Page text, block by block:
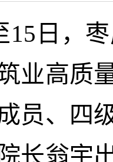
15日，
业高质
员、四
长翁宇